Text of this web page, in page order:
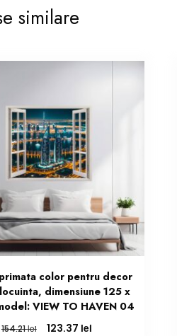
similare
color pentru decor
dimensiune 125 x
VIEW TO HAVEN 04
154.21lei
Prețul
123.37 leiPrețul